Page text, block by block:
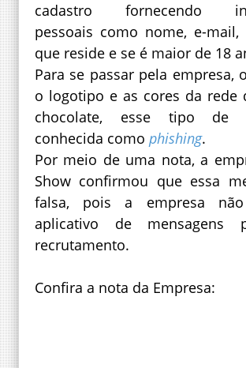
cadastro fornecendo
pessoais como nome, e-mail,
que reside e se é maior de 18
Para se passar pela empresa,
o logotipo e as cores da rede
chocolate, esse tipo de
conhecida como phishing.
Por meio de uma nota, a
Show confirmou que essa
falsa, pois a empresa
aplicativo de mensagens
recrutamento.
Confira a nota da Empresa: